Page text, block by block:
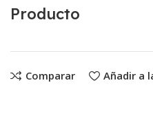
Producto
Comparar Añadir a